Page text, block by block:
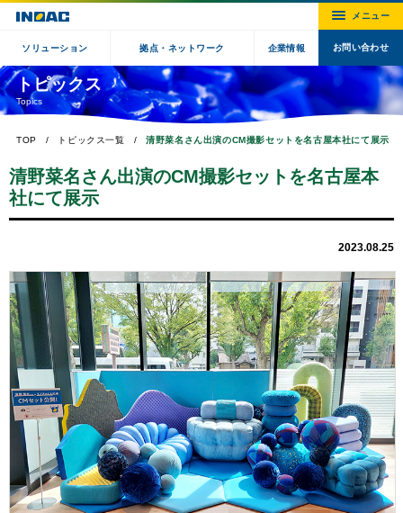
ソリューション 拠点・ネットワーク 企業情報 お問い合わせ
トピックス
Topics
TOP トピックス一覧 清野菜名さん出演のCM撮影セットを名古屋本社にて展示
清野菜名さん出演のCM撮影セットを名古屋本
社にて展示
2023.08.25